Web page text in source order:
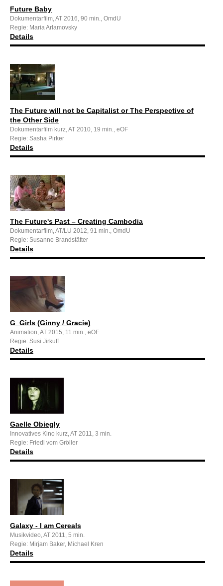
Future Baby
Dokumentarfilm, AT 2016, 90 min., OmdU
Regie: Maria Arlamovsky
Details
The Future will not be Capitalist or The Perspective of
the Other Side
Dokumentarfilm kurz, AT 2010, 19 min., eOF
Regie: Sasha Pirker
Details
The Future's Past – Creating Cambodia
Dokumentarfilm, AT/LU 2012, 91 min., OmdU
Regie: Susanne Brandstätter
Details
G_Girls (Ginny / Gracie)
Animation, AT 2015, 11 min., eOF
Regie: Susi Jirkuff
Details
Gaelle Obiegly
Innovatives Kino kurz, AT 2011, 3 min.
Regie: Friedl vom Gröller
Details
Galaxy - I am Cereals
Musikvideo, AT 2011, 5 min.
Regie: Mirjam Baker, Michael Kren
Details